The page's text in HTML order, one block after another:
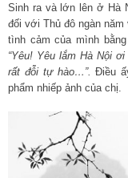
Sinh ra và lớn lên ở Hà
đối với Thủ đô ngàn
tình cảm của mình
“Yêu! Yêu lắm Hà Nội
rất đỗi tự hào…”.Điều
phẩm nhiếp ảnh của chị.